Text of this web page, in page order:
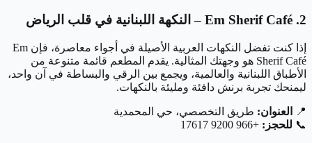
2. Em Sherif Café – النكهة اللبنانية في قلب الرياض
إذا كنت تفضل النكهات العربية الأصيلة في أجواء معاصرة، فإن Em
Sherif Café هو وجهتك المثالية. يقدم المطعم قائمة متنوعة من
الأطباق اللبنانية والعالمية، ويجمع بين الرقي والبساطة في آن واحد،
ليمنحك تجربة برنش دافئة ومليئة بالنكهات.
📍 العنوان: طريق التخصصي، حي المحمدية
📞 للحجز: +966 9200 17617